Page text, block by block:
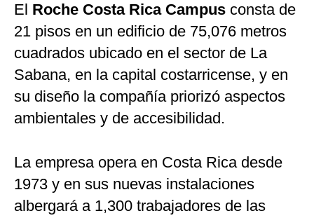
El Roche Costa Rica Campus consta de
21 pisos en un edificio de 75,076 metros
cuadrados ubicado en el sector de La
Sabana, en la capital costarricense, y en
su diseño la compañía priorizó aspectos
ambientales y de accesibilidad.
La empresa opera en Costa Rica desde
1973 y en sus nuevas instalaciones
albergará a 1,300 trabajadores de las